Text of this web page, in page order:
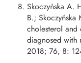
Skoczyńska A.
B.; Skoczyńska
cholesterol and
diagnosed with
2018; 76, 8: